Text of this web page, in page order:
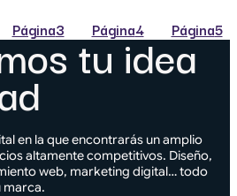
Página3 Página4 Página5
tu idea
en la que encontrarás un amplio
altamente competitivos. Diseño,
web, marketing digital… todo
marca.